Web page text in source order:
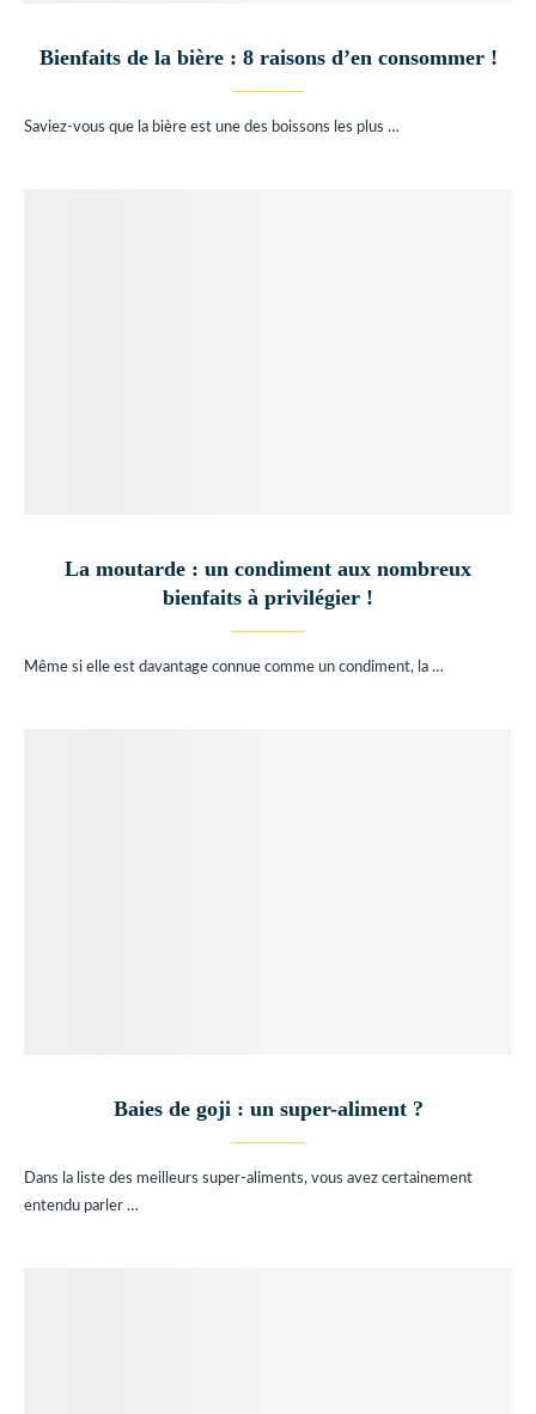
Bienfaits de la bière : 8 raisons d’en consommer !
Saviez-vous que la bière est une des boissons les plus …
La moutarde : un condiment aux nombreux
bienfaits à privilégier !
Même si elle est davantage connue comme un condiment, la …
Baies de goji : un super-aliment ?
Dans la liste des meilleurs super-aliments, vous avez certainement
entendu parler …